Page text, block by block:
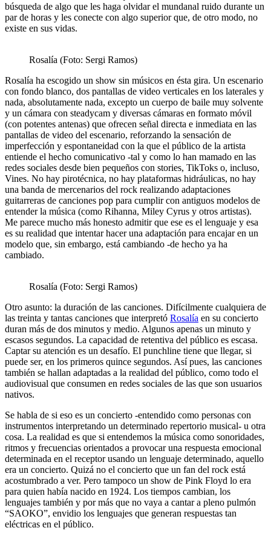
búsqueda de algo que les haga olvidar el mundanal ruido durante un
par de horas y les conecte con algo superior que, de otro modo, no
existe en sus vidas.
Rosalía (Foto: Sergi Ramos)
Rosalía ha escogido un show sin músicos en ésta gira. Un escenario
con fondo blanco, dos pantallas de video verticales en los laterales y
nada, absolutamente nada, excepto un cuerpo de baile muy solvente
y un cámara con steadycam y diversas cámaras en formato móvil
(con potentes antenas) que ofrecen señal directa e inmediata en las
pantallas de video del escenario, reforzando la sensación de
imperfección y espontaneidad con la que el público de la artista
entiende el hecho comunicativo -tal y como lo han mamado en las
redes sociales desde bien pequeños con stories, TikToks o, incluso,
Vines. No hay pirotécnica, no hay plataformas hidráulicas, no hay
una banda de mercenarios del rock realizando adaptaciones
guitarreras de canciones pop para cumplir con antiguos modelos de
entender la música (como Rihanna, Miley Cyrus y otros artistas).
Me parece mucho más honesto admitir que ese es el lenguaje y esa
es su realidad que intentar hacer una adaptación para encajar en un
modelo que, sin embargo, está cambiando -de hecho ya ha
cambiado.
Rosalía (Foto: Sergi Ramos)
Otro asunto: la duración de las canciones. Difícilmente cualquiera de
las treinta y tantas canciones que interpretó Rosalía en su concierto
duran más de dos minutos y medio. Algunos apenas un minuto y
escasos segundos. La capacidad de retentiva del público es escasa.
Captar su atención es un desafío. El punchline tiene que llegar, si
puede ser, en los primeros quince segundos. Así pues, las canciones
también se hallan adaptadas a la realidad del público, como todo el
audiovisual que consumen en redes sociales de las que son usuarios
nativos.
Se habla de si eso es un concierto -entendido como personas con
instrumentos interpretando un determinado repertorio musical- u otra
cosa. La realidad es que si entendemos la música como sonoridades,
ritmos y frecuencias orientados a provocar una respuesta emocional
determinada en el receptor usando un lenguaje determinado, aquello
era un concierto. Quizá no el concierto que un fan del rock está
acostumbrado a ver. Pero tampoco un show de Pink Floyd lo era
para quien había nacido en 1924. Los tiempos cambian, los
lenguajes también y por más que no vaya a cantar a pleno pulmón
“SAOKO”, envidio los lenguajes que generan respuestas tan
eléctricas en el público.